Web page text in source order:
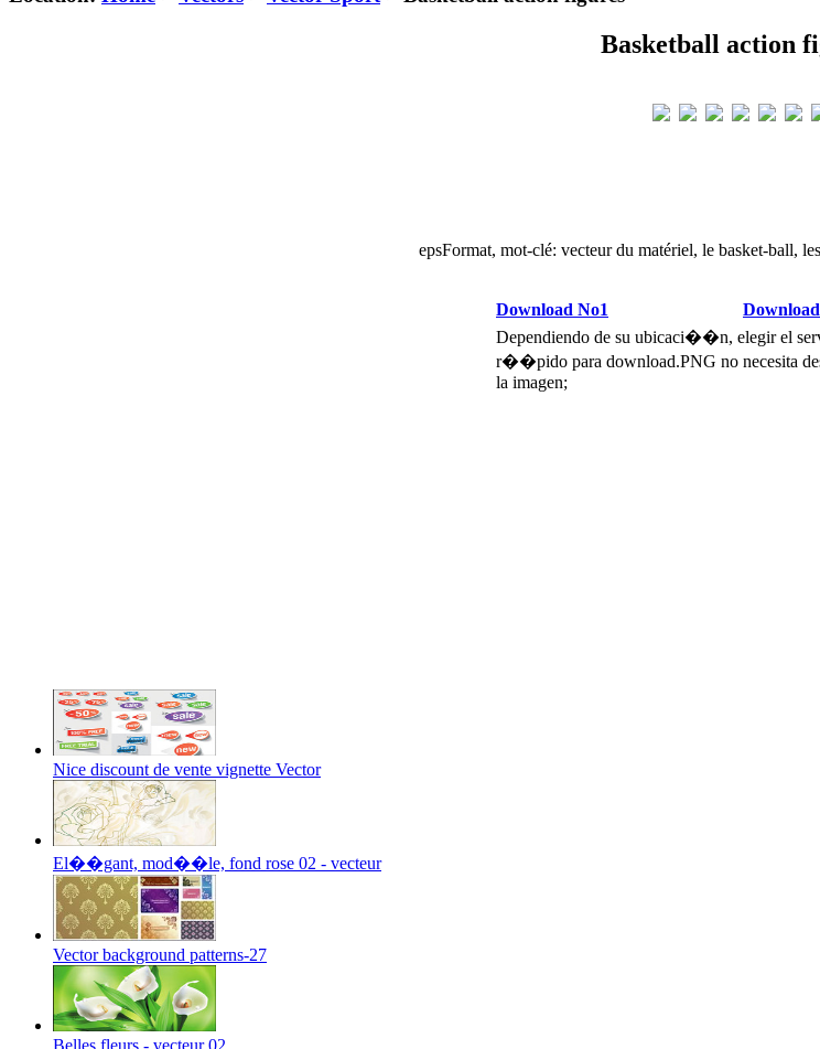
Basketball action
epsFormat, mot-clé: vecteur du matériel, le basket-ball,
Download No1
Dependiendo de su ubicaci��n, elegir el
r��pido para download.PNG no necesita
la imagen;
Nice discount de vente vignette Vector
El��gant, mod��le, fond rose 02 - vecteur
Vector background patterns-27
Belles fleurs - vecteur 02